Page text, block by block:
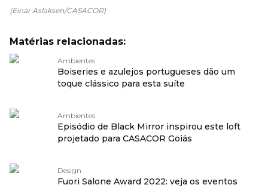
(Einar Aslaksen/CASACOR)
Matérias relacionadas:
Ambientes
Boiseries e azulejos portugueses dão um
toque clássico para esta suíte
Ambientes
Episódio de Black Mirror inspirou este loft
projetado para CASACOR Goiás
Design
Fuori Salone Award 2022: veja os eventos